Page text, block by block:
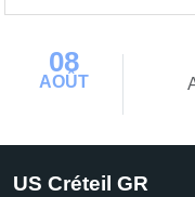
08
AOÛT
US Créteil GR